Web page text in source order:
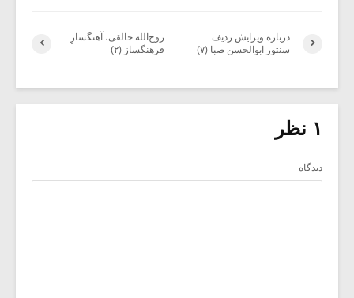
روح‌الله خالقی، آهنگسازِِ
فرهنگساز (۲)
درباره ویرایش ردیف
سنتور ابوالحسن صبا (۷)
۱ نظر
دیدگاه